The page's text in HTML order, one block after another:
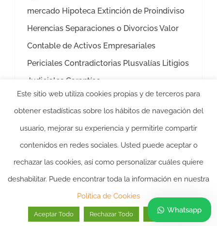
mercado Hipoteca Extinción de Proindiviso
Herencias Separaciones o Divorcios Valor
Contable de Activos Empresariales
Periciales Contradictorias Plusvalías Litigios
Judiciales Garantías
Más información
|
COOKIES|AVISO LEGAL
Este sitio web utiliza cookies propias y de terceros para
obtener estadísticas sobre los hábitos de navegación del
usuario, mejorar su experiencia y permitirle compartir
contenidos en redes sociales. Usted puede aceptar o
rechazar las cookies, así como personalizar cuáles quiere
deshabilitar. Puede encontrar toda la información en nuestra
Política de Cookies
Aceptar Todo Rechazar Todo Personalizar
Whatsapp